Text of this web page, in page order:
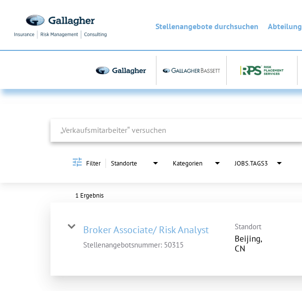
Stellenangebote durchsuchen Abteilung
Job Search Page
Filter Standorte Kategorien JOBS.TAGS3
1 Ergebnis
Broker Associate/ Risk Analyst
Stellenangebotsnummer: 50315
Standort
Beijing,